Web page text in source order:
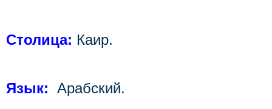
Столица: Каир.
Язык: Арабский.